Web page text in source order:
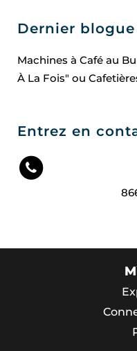
Dernier blogue
Machines à Café au
À La Fois" ou
Entrez en